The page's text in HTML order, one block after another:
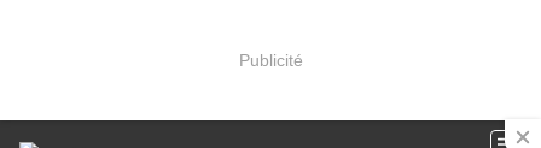
Publicité